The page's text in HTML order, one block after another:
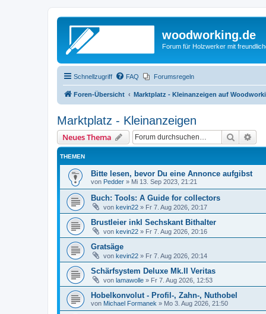
woodworking.de
Forum für Holzwerker mit
Schnellzugriff FAQ Forumsregeln
Foren-Übersicht Marktplatz - Kleinanzeigen auf
Marktplatz - Kleinanzeigen
Neues Thema Suche
THEMEN
Bitte lesen, bevor Du eine Annonce aufgibst
von Pedder » Mi 13. Sep 2023, 21:21
Buch: Tools: A Guide for collectors
von kevin22 » Fr 7. Aug 2026, 20:17
Brustleier inkl Sechskant Bithalter
von kevin22 » Fr 7. Aug 2026, 20:16
Gratsäge
von kevin22 » Fr 7. Aug 2026, 20:14
Schärfsystem Deluxe Mk.II Veritas
von lamawolle » Fr 7. Aug 2026, 12:53
Hobelkonvolut - Profil-, Zahn-, Nuthobel
von Michael Formanek » Mo 3. Aug 2026, 21:50